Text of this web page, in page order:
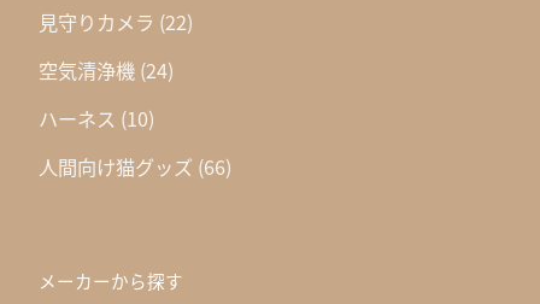
見守りカメラ (22)
空気清浄機 (24)
ハーネス (10)
人間向け猫グッズ (66)
メーカーから探す